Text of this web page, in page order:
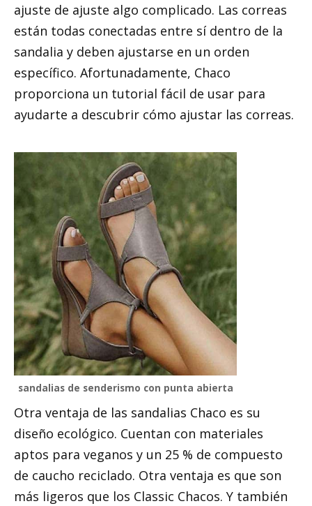
ajuste de ajuste algo complicado. Las correas
están todas conectadas entre sí dentro de la
sandalia y deben ajustarse en un orden
específico. Afortunadamente, Chaco
proporciona un tutorial fácil de usar para
ayudarte a descubrir cómo ajustar las correas.
sandalias de senderismo con punta abierta
Otra ventaja de las sandalias Chaco es su
diseño ecológico. Cuentan con materiales
aptos para veganos y un 25 % de compuesto
de caucho reciclado. Otra ventaja es que son
más ligeros que los Classic Chacos. Y también